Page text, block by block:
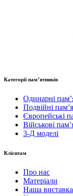
Категорії пам’ятників
Одинарні
Подвійні
Європейські
Військові
3-Д моделі
Клієнтам
Про нас
Матеріали
Наша виставка